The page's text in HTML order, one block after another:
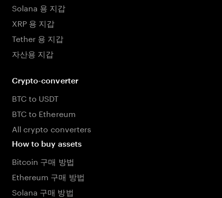
Solana 용 지갑
XRP 용 지갑
Tether 용 지갑
자산용 지갑
Crypto-converter
BTC to USDT
BTC to Ethereum
All crypto converters
How to buy assets
Bitcoin 구매 방법
Ethereum 구매 방법
Solana 구매 방법